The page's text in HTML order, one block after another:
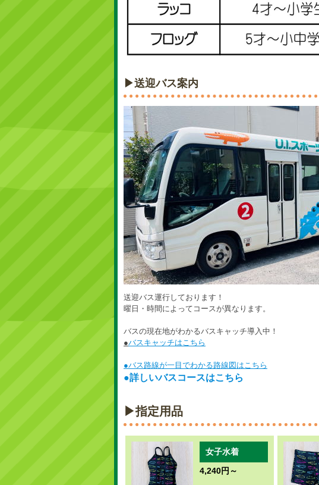
▶送迎バス案内
送迎バス運行しております！
曜日・時間によってコースが異なります。
バスの現在地がわかるバスキャッチ導入中！
●バスキャッチはこちら
●バス路線が一目でわかる路線図はこちら
●詳しいバスコースはこちら
▶指定用品
女子水着
4,240円～